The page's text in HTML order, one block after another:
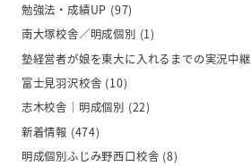
勉強法・成績UP (97)
南大塚校舎／明成個別 (1)
塾経営者が娘を東大に入れるまでの実況中継
富士見羽沢校舎 (10)
志木校舎｜明成個別 (22)
新着情報 (474)
明成個別ふじみ野西口校舎 (8)